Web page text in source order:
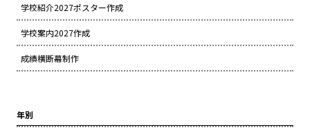
学校紹介2027ポスター作成
学校案内2027作成
成績横断幕制作
年別